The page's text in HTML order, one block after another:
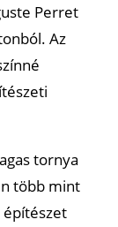
Perret
Az
tornya
több mint
építészet